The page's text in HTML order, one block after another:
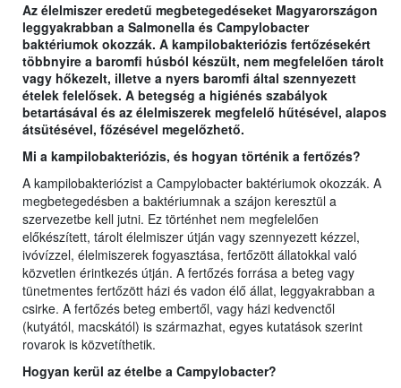
Az élelmiszer eredetű megbetegedéseket Magyarországon
leggyakrabban a Salmonella és Campylobacter
baktériumok okozzák. A kampilobakteriózis fertőzésekért
többnyire a baromfi húsból készült, nem megfelelően tárolt
vagy hőkezelt, illetve a nyers baromfi által szennyezett
ételek felelősek. A betegség a higiénés szabályok
betartásával és az élelmiszerek megfelelő hűtésével, alapos
átsütésével, főzésével megelőzhető.
Mi a kampilobakteriózis, és hogyan történik a fertőzés?
A kampilobakteriózist a Campylobacter baktériumok okozzák. A
megbetegedésben a baktériumnak a szájon keresztül a
szervezetbe kell jutni. Ez történhet nem megfelelően
előkészített, tárolt élelmiszer útján vagy szennyezett kézzel,
ivóvízzel, élelmiszerek fogyasztása, fertőzött állatokkal való
közvetlen érintkezés útján. A fertőzés forrása a beteg vagy
tünetmentes fertőzött házi és vadon élő állat, leggyakrabban a
csirke. A fertőzés beteg embertől, vagy házi kedvenctől
(kutyától, macskától) is származhat, egyes kutatások szerint
rovarok is közvetíthetik.
Hogyan kerül az ételbe a Campylobacter?